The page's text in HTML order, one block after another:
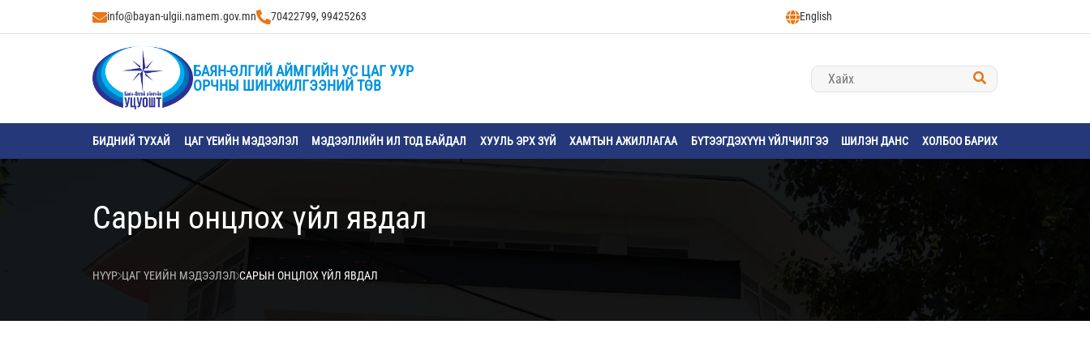
info@bayan-ulgii.namem.gov.mn 70422799, 99425263 English
БАЯН-ӨЛГИЙ АЙМГИЙН УС ЦАГ УУР
ОРЧНЫ ШИНЖИЛГЭЭНИЙ ТӨВ
БИДНИЙ ТУХАЙ ЦАГ ҮЕИЙН МЭДЭЭЛЭЛ МЭДЭЭЛЛИЙН ИЛ ТОД БАЙДАЛ ХУУЛЬ ЭРХ ЗҮЙ ХАМТЫН АЖИЛЛАГАА БҮТЭЭГДЭХҮҮН ҮЙЛЧИЛГЭЭ ШИЛЭН ДАНС ХОЛБОО БАРИХ
Сарын онцлох үйл явдал
НҮҮР ЦАГ ҮЕИЙН МЭДЭЭЛЭЛ САРЫН ОНЦЛОХ ҮЙЛ ЯВДАЛ